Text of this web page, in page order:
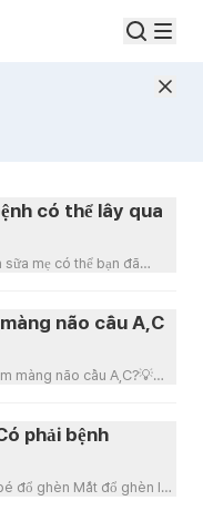
có thể lây qua
mẹ có thể bạn đã
não cầu A,C
màng não cầu A,C?💡
phải bệnh
đổ ghèn Mắt đổ ghèn là